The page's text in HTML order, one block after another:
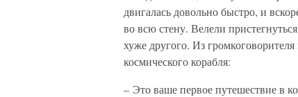
двигалась довольно быстро, и
во всю стену. Велели
хуже другого. Из
космического корабля:
– Это ваше первое путешествие в